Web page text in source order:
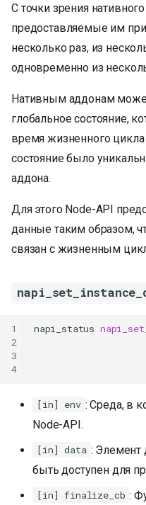
С точки зрения
предоставляемые им
несколько раз, из
одновременно из
Нативным аддонам
глобальное состояние,
время жизненного
состояние было
аддона.
Для этого Node-API
данные таким образом,
связан с жизненным
1
2
3
4
napi_status
[in] env : Среда, в
Node-API.
[in] data : Элемент
быть доступен для
[in] finalize_cb :